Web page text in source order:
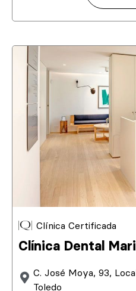
Clínica Certificada
Clínica Dental
C. José Moya, 93,
Toledo